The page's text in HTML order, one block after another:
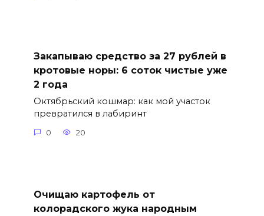
Закапываю средство за 27 рублей в
кротовые норы: 6 соток чистые уже
2 года
Октябрьский кошмар: как мой участок
превратился в лабиринт
0 20
Очищаю картофель от
колорадского жука народным